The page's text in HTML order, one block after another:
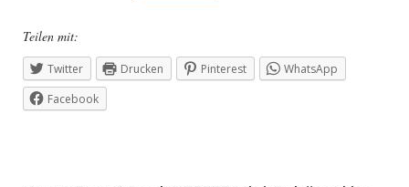
Teilen mit:
Twitter Drucken Pinterest
WhatsApp
Facebook